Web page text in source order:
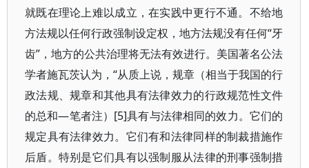
就既在理论上难以成立，在实践中更行不通。不给地
方法规以任何行政强制设定权，地方法规没有任何“牙
齿”，地方的公共治理将无法有效进行。美国著名公法
学者施瓦茨认为，“从质上说，规章（相当于我国的行
政法规、规章和其他具有法律效力的行政规范性文件
的总和—笔者注）[5]具有与法律相同的效力。它们的
规定具有法律效力。它们有和法律同样的制裁措施作
后盾。特别是它们具有以强制服从法律的刑事强制措